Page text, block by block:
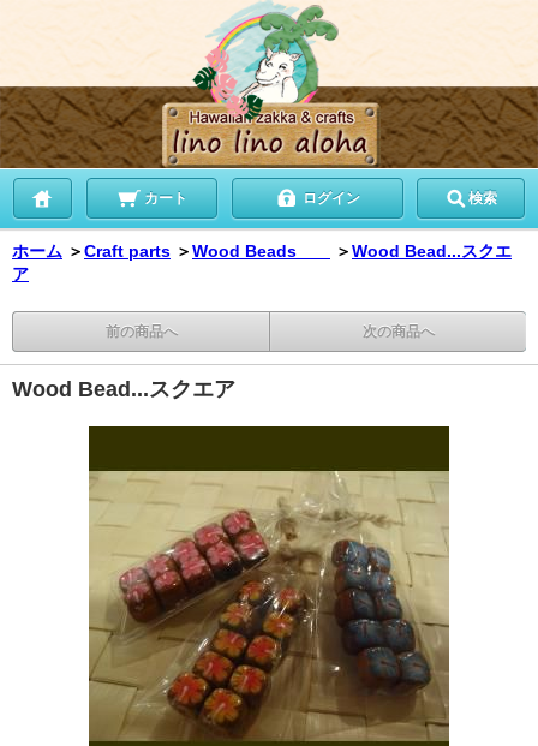
カート ログイン 検索
ホーム ＞Craft parts ＞Wood Beads ＞Wood Bead...スクエ
ア
前の商品へ 次の商品へ
Wood Bead...スクエア